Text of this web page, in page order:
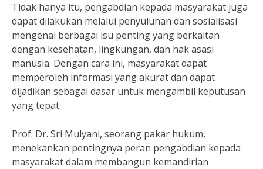
Tidak hanya itu, pengabdian kepada masyarakat juga
dapat dilakukan melalui penyuluhan dan sosialisasi
mengenai berbagai isu penting yang berkaitan
dengan kesehatan, lingkungan, dan hak asasi
manusia. Dengan cara ini, masyarakat dapat
memperoleh informasi yang akurat dan dapat
dijadikan sebagai dasar untuk mengambil keputusan
yang tepat.
Prof. Dr. Sri Mulyani, seorang pakar hukum,
menekankan pentingnya peran pengabdian kepada
masyarakat dalam membangun kemandirian